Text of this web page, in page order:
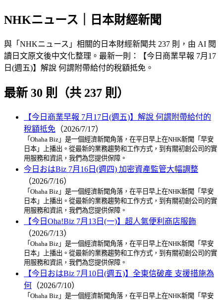
NHKニュース｜日本財經新聞
與「NHKニュース」相關的日本財經新聞共 237 則，由 AI 閱
讀日文原文後中文化整理。最新一則：【今日商業早報 7月17
日(週五)】解說 何謂附帶給付的稅額抵免。
最新 30 則（共 237 則）
【今日商業早報 7月17日(週五)】解說 何謂附帶給付的
稅額抵免 （2026/7/17）
「Ohaha Biz」是一個經濟新聞角落，在平日早上在NHK新聞「早安
日本」上播出。從最新的業務趨勢和工作方式，到有關初創公司的實
用服務和資訊，我們為您提供保障。
今日おはBiz 7月16日(週四) 加密資產監管大幅調整
（2026/7/16）
「Ohaha Biz」是一個經濟新聞角落，在平日早上在NHK新聞「早安
日本」上播出。從最新的業務趨勢和工作方式，到有關初創公司的實
用服務和資訊，我們為您提供保障。
【今日Oha!Biz 7月13日(一)】超人氣便利商店服飾
（2026/7/13）
「Ohaha Biz」是一個經濟新聞角落，在平日早上在NHK新聞「早安
日本」上播出。從最新的業務趨勢和工作方式，到有關初創公司的實
用服務和資訊，我們為您提供保障。
【今日おはBiz 7月10日(週五)】全東信破產 支援措施為
何 （2026/7/10）
「Ohaha Biz」是一個經濟新聞角落，在平日早上在NHK新聞「早安